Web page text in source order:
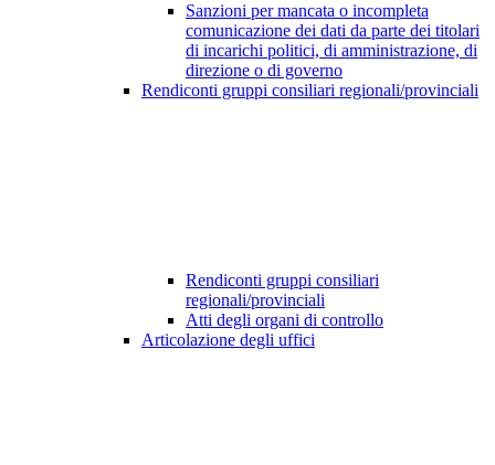
Sanzioni per mancata o incompleta
comunicazione dei dati da parte dei titolari
di incarichi politici, di amministrazione, di
direzione o di governo
Rendiconti gruppi consiliari regionali/provinciali
Rendiconti gruppi consiliari
regionali/provinciali
Atti degli organi di controllo
Articolazione degli uffici